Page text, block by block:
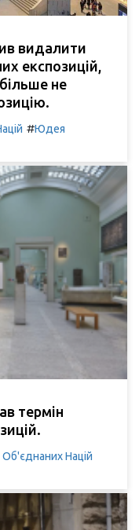
видалити
експозицій,
не
#Юдея
термін
Об'єднаних Націй